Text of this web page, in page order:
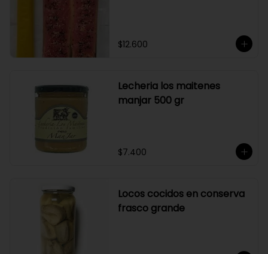
$12.600
Lecheria los maitenes
manjar 500 gr
$7.400
Locos cocidos en conserva
frasco grande